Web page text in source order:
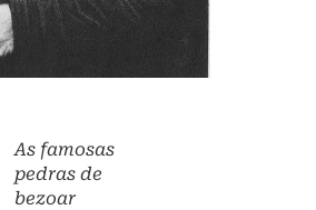
As famosas
pedras de
bezoar